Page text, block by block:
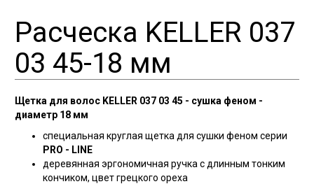
Расческа KELLER 037
03 45-18 мм
Щетка для волос KELLER 037 03 45 - сушка феном -
диаметр 18 мм
специальная круглая щетка для сушки феном серии
PRO - LINE
деревянная эргономичная ручка с длинным тонким
кончиком, цвет грецкого ореха